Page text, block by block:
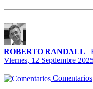
ROBERTO RANDALL |
Viernes, 12 Septiembre
Comentarios